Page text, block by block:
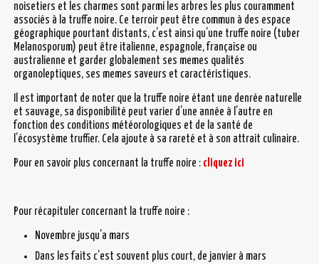
noisetiers et les charmes sont parmi les arbres les plus couramment
associés à la truffe noire. Ce terroir peut être commun à des espace
géographique pourtant distants, c’est ainsi qu’une truffe noire (tuber
Melanosporum) peut être italienne, espagnole, française ou
australienne et garder globalement ses memes qualités
organoleptiques, ses memes saveurs et caractéristiques.
Il est important de noter que la truffe noire étant une denrée naturelle
et sauvage, sa disponibilité peut varier d’une année à l’autre en
fonction des conditions météorologiques et de la santé de
l’écosystème truffier. Cela ajoute à sa rareté et à son attrait culinaire.
Pour en savoir plus concernant la truffe noire : cliquez ici
Pour récapituler concernant la truffe noire :
Novembre jusqu’a mars
Dans les faits c’est souvent plus court, de janvier à mars